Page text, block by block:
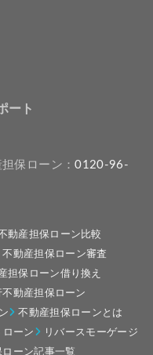
ート
保ローン：0120-96-
動産担保ローン比較
不動産担保ローン審査
担保ローン借り換え
不動産担保ローン
不動産担保ローンとは
ローン
リバースモーゲージ
ーン記事一覧